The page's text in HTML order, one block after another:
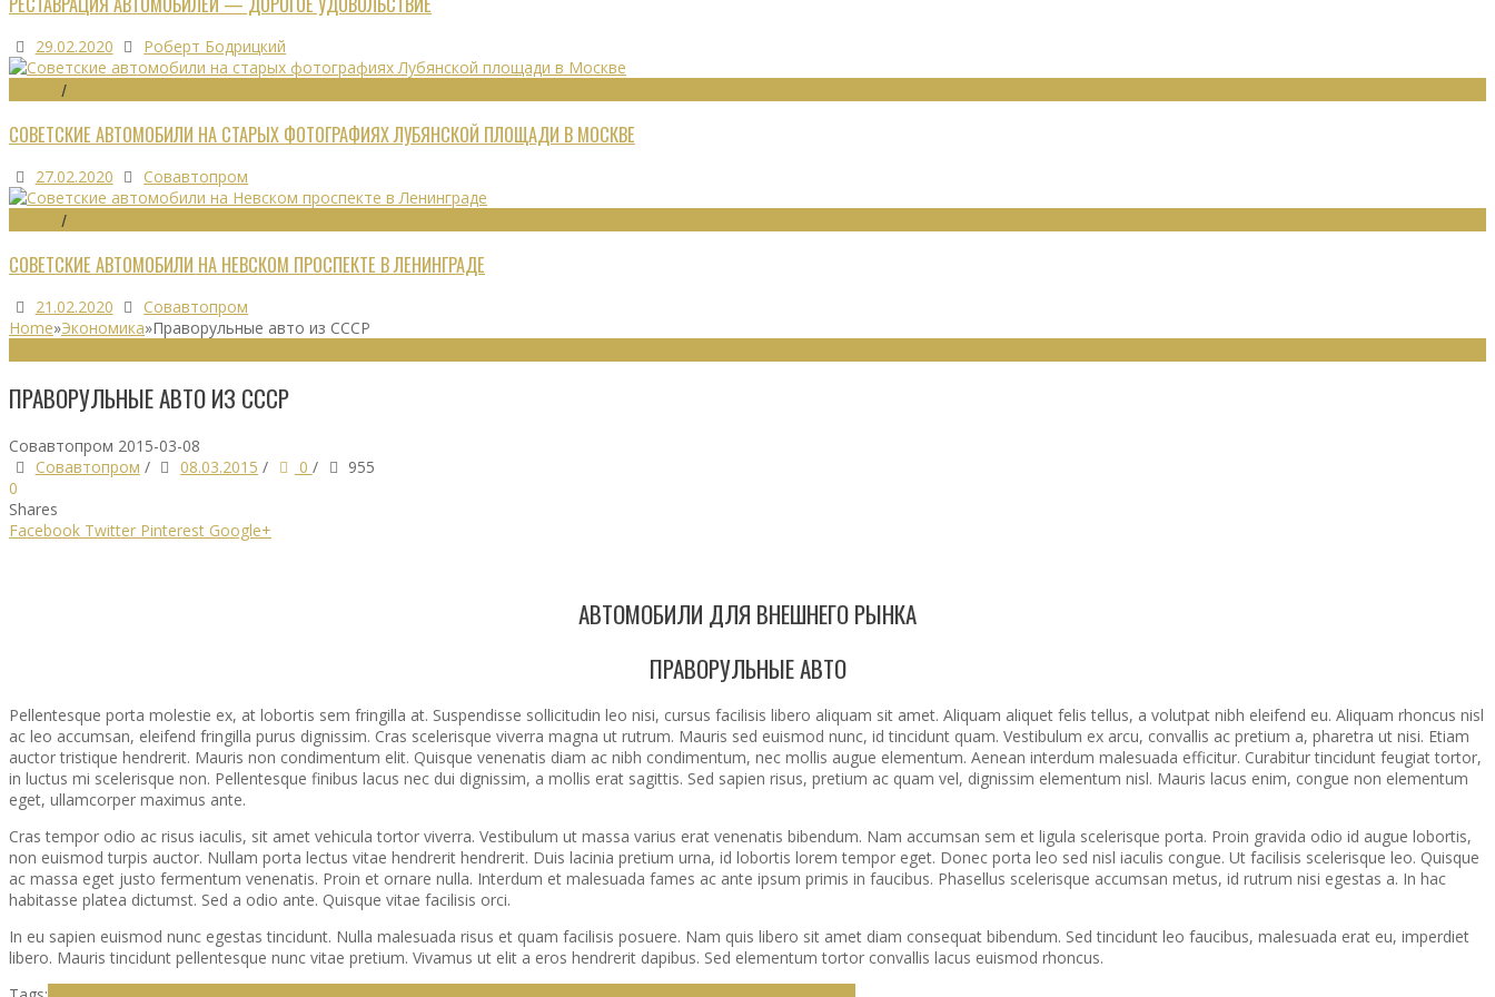
29.02.2020 Роберт Бодрицкий
/
СОВЕТСКИЕ АВТОМОБИЛИ НА СТАРЫХ ФОТОГРАФИЯХ ЛУБЯНСКОЙ ПЛОЩАДИ В МОСКВЕ
27.02.2020 Совавтопром
/
СОВЕТСКИЕ АВТОМОБИЛИ НА НЕВСКОМ ПРОСПЕКТЕ В ЛЕНИНГРАДЕ
21.02.2020
Совавтопром
Home»Экономика»Праворульные авто из СССР
ПРАВОРУЛЬНЫЕ АВТО ИЗ СССР
Совавтопром 2015-03-08
Совавтопром / 08.03.2015 / 0 /
955
0
Shares
Facebook Twitter Pinterest Google+
АВТОМОБИЛИ ДЛЯ ВНЕШНЕГО РЫНКА
ПРАВОРУЛЬНЫЕ АВТО
Pellentesque porta molestie ex, at lobortis sem fringilla at. Suspendisse sollicitudin leo nisi, cursus facilisis libero aliquam sit amet. Aliquam aliquet felis tellus, a volutpat nibh eleifend eu. Aliquam rhoncus nisl
ac leo accumsan, eleifend fringilla purus dignissim. Cras scelerisque viverra magna ut rutrum. Mauris sed euismod nunc, id tincidunt quam. Vestibulum ex arcu, convallis ac pretium a, pharetra ut nisi. Etiam
auctor tristique hendrerit. Mauris non condimentum elit. Quisque venenatis diam ac nibh condimentum, nec mollis augue elementum. Aenean interdum malesuada efficitur. Curabitur tincidunt feugiat tortor,
in luctus mi scelerisque non. Pellentesque finibus lacus nec dui dignissim, a mollis erat sagittis. Sed sapien risus, pretium ac quam vel, dignissim elementum nisl. Mauris lacus enim, congue non elementum
eget, ullamcorper maximus ante.
Cras tempor odio ac risus iaculis, sit amet vehicula tortor viverra. Vestibulum ut massa varius erat venenatis bibendum. Nam accumsan sem et ligula scelerisque porta. Proin gravida odio id augue lobortis,
non euismod turpis auctor. Nullam porta lectus vitae hendrerit hendrerit. Duis lacinia pretium urna, id lobortis lorem tempor eget. Donec porta leo sed nisl iaculis congue. Ut facilisis scelerisque leo. Quisque
ac massa eget justo fermentum venenatis. Proin et ornare nulla. Interdum et malesuada fames ac ante ipsum primis in faucibus. Phasellus scelerisque accumsan metus, id rutrum nisi egestas a. In hac
habitasse platea dictumst. Sed a odio ante. Quisque vitae facilisis orci.
In eu sapien euismod nunc egestas tincidunt. Nulla malesuada risus et quam facilisis posuere. Nam quis libero sit amet diam consequat bibendum. Sed tincidunt leo faucibus, malesuada erat eu, imperdiet
libero. Mauris tincidunt pellentesque nunc vitae pretium. Vivamus ut elit a eros hendrerit dapibus. Sed elementum tortor convallis lacus euismod rhoncus.